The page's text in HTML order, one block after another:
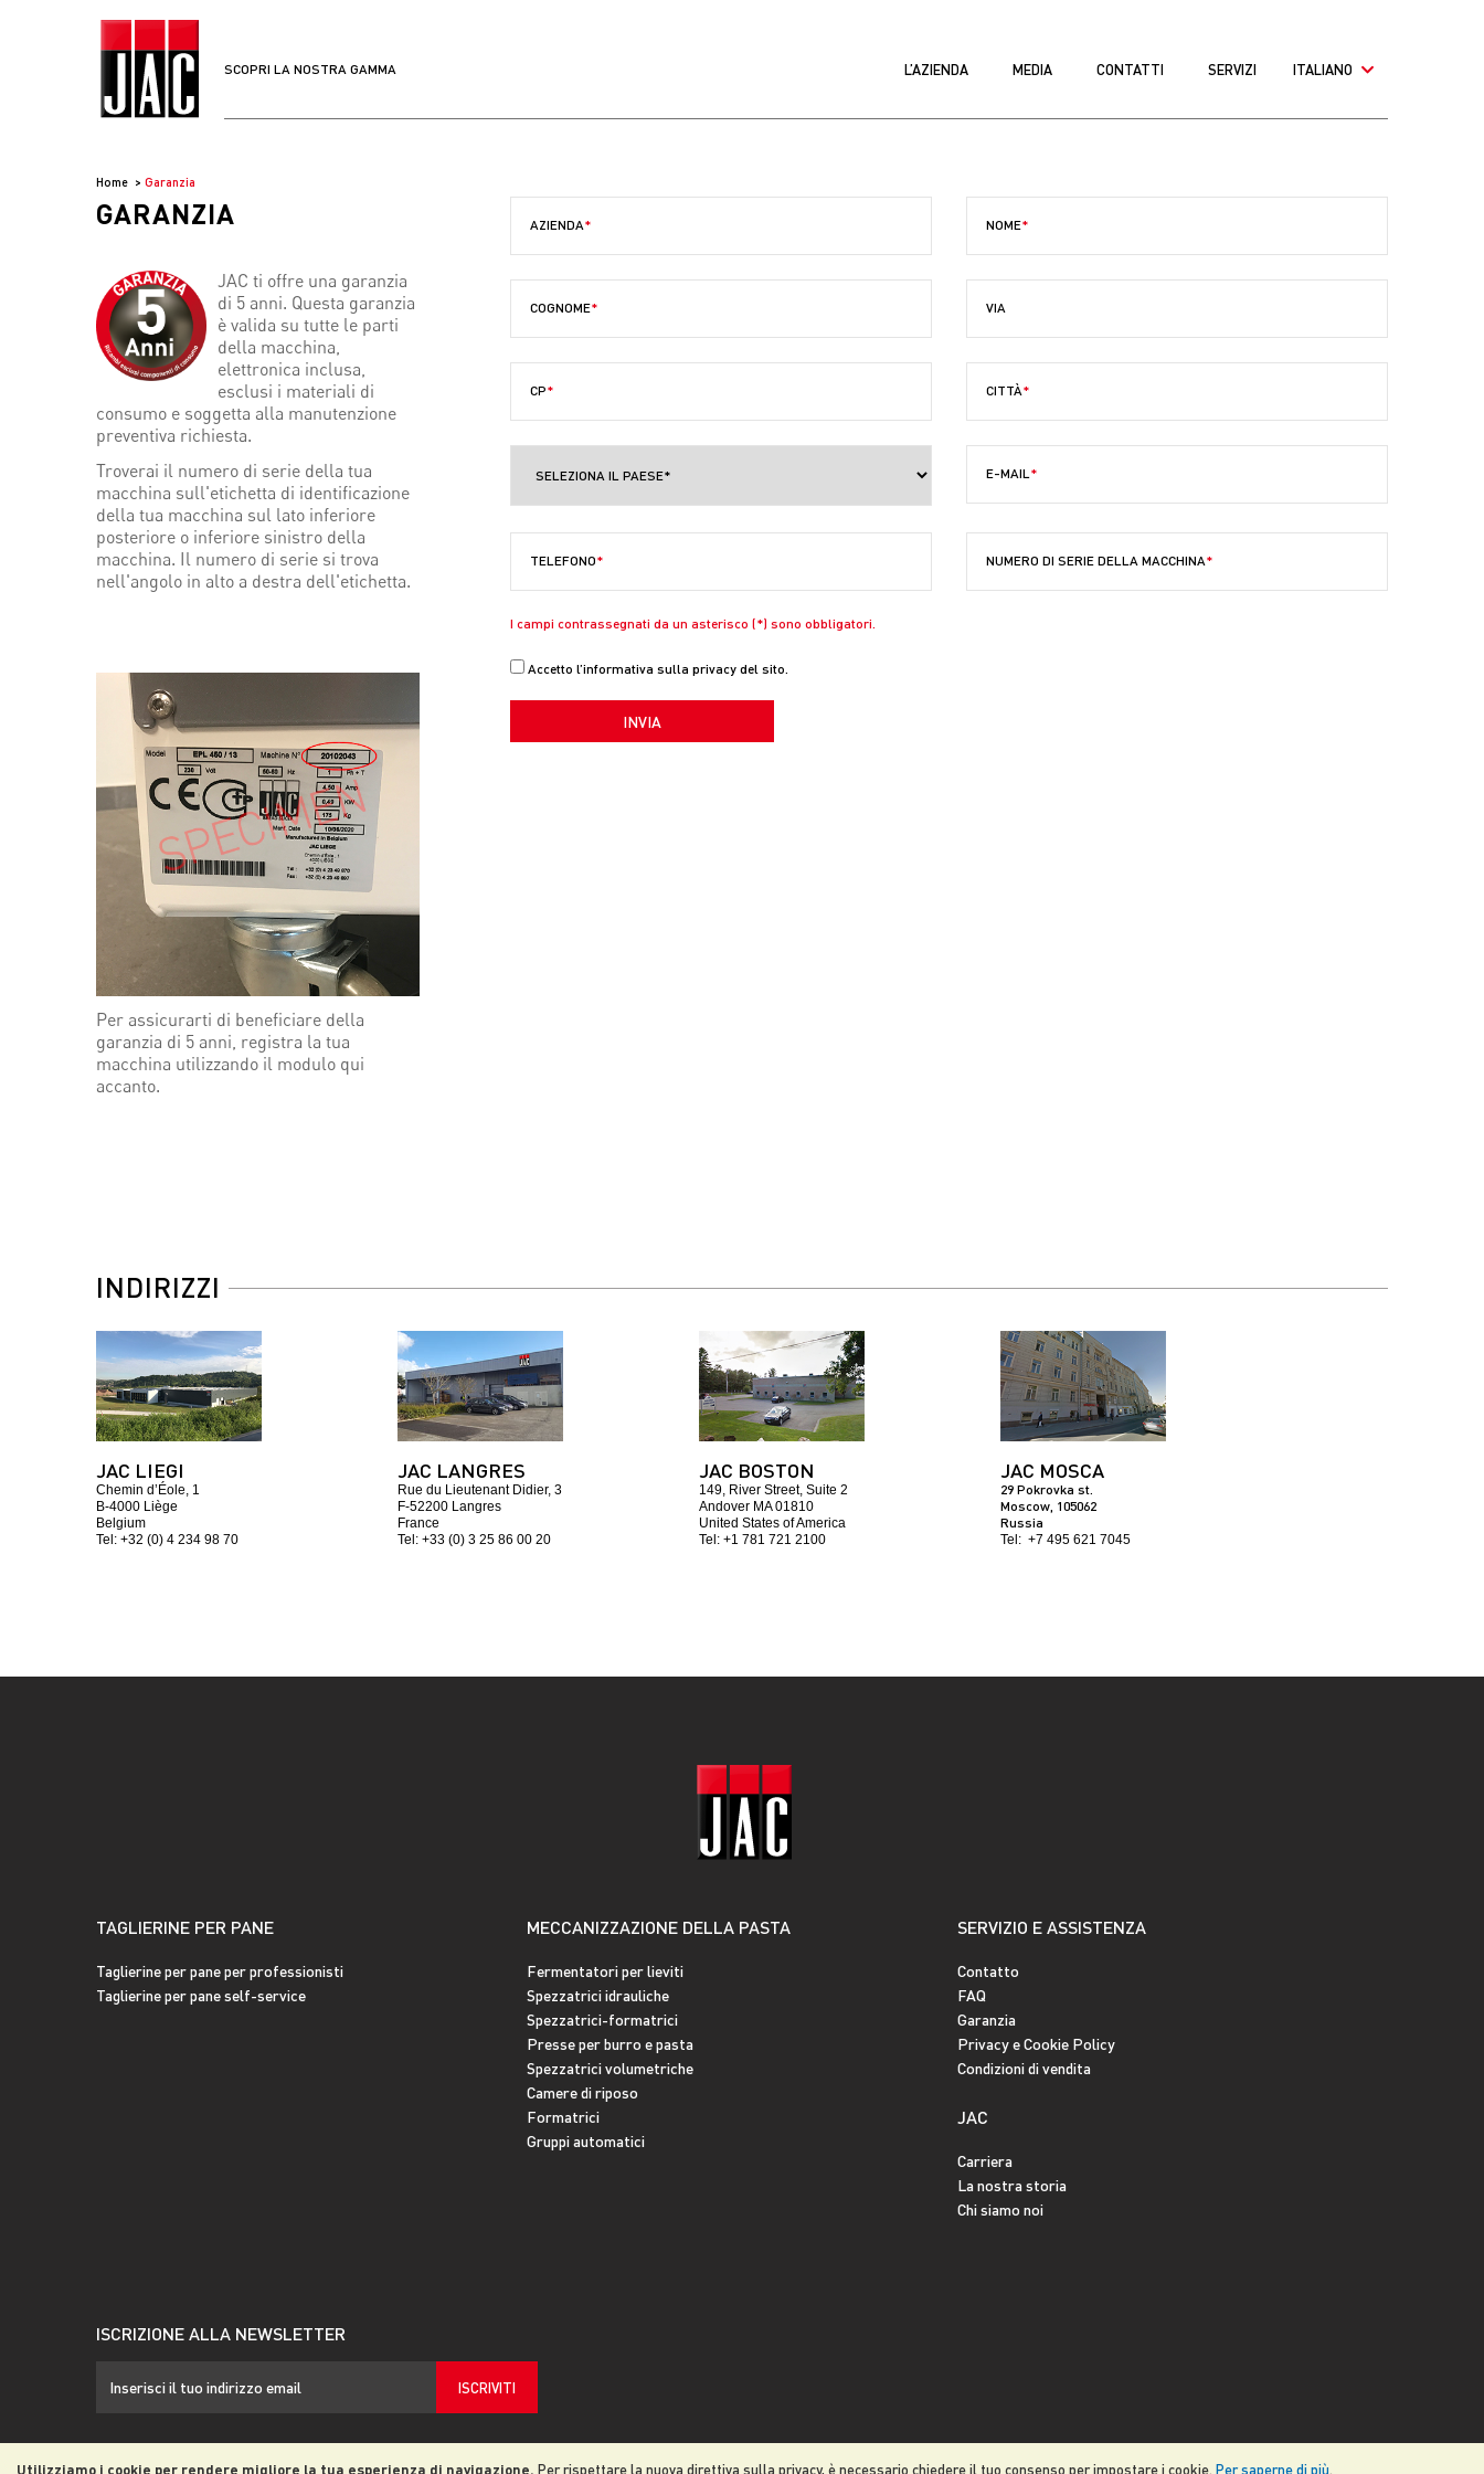
SCOPRI LA NOSTRA GAMMA L’AZIENDA MEDIA CONTATTI SERVIZI ITALIANO
Utilizziamo i cookie per rendere migliore la tua esperienza di navigazione. Per rispettare la nuova direttiva sulla privacy, è necessario chiedere il tuo consenso per impostare i cookie. Per saperne di più.
Home Garanzia
GARANZIA
JAC ti offre una garanzia
di 5 anni. Questa garanzia
è valida su tutte le parti
della macchina,
elettronica inclusa,
esclusi i materiali di
consumo e soggetta alla manutenzione
preventiva richiesta.
Troverai il numero di serie della tua
macchina sull'etichetta di identificazione
della tua macchina sul lato inferiore
posteriore o inferiore sinistro della
macchina. Il numero di serie si trova
nell'angolo in alto a destra dell'etichetta.
Per assicurarti di beneficiare della
garanzia di 5 anni, registra la tua
macchina utilizzando il modulo qui
accanto.
AZIENDA NOME
COGNOME VIA
CP CITTÀ
E-MAIL
TELEFONO NUMERO DI SERIE DELLA MACCHINA
I campi contrassegnati da un asterisco (*) sono obbligatori.
Accetto l’informativa sulla privacy del sito.
INVIA
INDIRIZZI
JAC LIEGI
Chemin d’Éole, 1
B-4000 Liège
Belgium
Tel: +32 (0) 4 234 98 70
JAC LANGRES
Rue du Lieutenant Didier, 3
F-52200 Langres
France
Tel: +33 (0) 3 25 86 00 20
JAC BOSTON
149, River Street, Suite 2
Andover MA 01810
United States of America
Tel: +1 781 721 2100
JAC MOSCA
29 Pokrovka st.
Moscow, 105062
Russia
Tel: +7 495 621 7045
ISCRIZIONE ALLA NEWSLETTER
ISCRIVITI
TAGLIERINE PER PANE
Taglierine per pane per professionisti
Taglierine per pane self-service
MECCANIZZAZIONE DELLA PASTA
Fermentatori per lieviti
Spezzatrici idrauliche
Spezzatrici-formatrici
Presse per burro e pasta
Spezzatrici volumetriche
Camere di riposo
Formatrici
Gruppi automatici
SERVIZIO E ASSISTENZA
Contatto
FAQ
Garanzia
Privacy e Cookie Policy
Condizioni di vendita
JAC
Carriera
La nostra storia
Chi siamo noi